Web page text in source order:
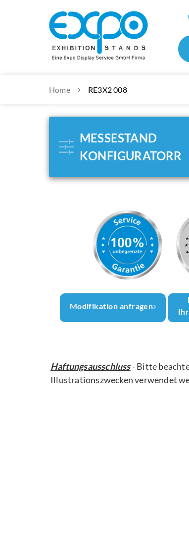
Home RE3X2 008
MESSESTAND
KONFIGURATORR
Modifikation anfragen
Haftungsausschluss- Bitte
Illustrationszwecken verwendet